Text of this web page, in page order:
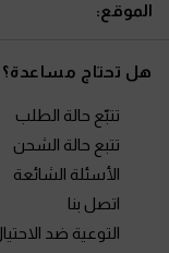
الموقع:
هل تحتاج مساعدة؟
تتبّع حالة الطلب
تتبع حالة الشحن
الأسئلة الشائعة
اتصل بنا
التوعية ضد